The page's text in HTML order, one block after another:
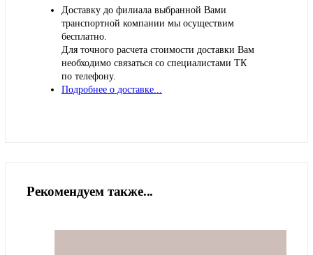
Доставку до филиала выбранной Вами
транспортной компании мы осуществим
бесплатно.
Для точного расчета стоимости доставки Вам
необходимо связаться со специалистами ТК
по телефону.
Подробнее о доставке...
Рекомендуем также...